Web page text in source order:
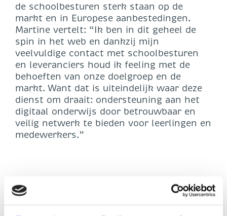
de schoolbesturen sterk staan op de
markt en in Europese aanbestedingen.
Martine vertelt: “Ik ben in dit geheel de
spin in het web en dankzij mijn
veelvuldige contact met schoolbesturen
en leveranciers houd ik feeling met de
behoeften van onze doelgroep en de
markt. Want dat is uiteindelijk waar deze
dienst om draait: ondersteuning aan het
digitaal onderwijs door betrouwbaar en
veilig netwerk te bieden voor leerlingen en
medewerkers.”
“Wij zijn faciliterend aan dat proces, dat
faciliteren moet zo min mogelijk kosten. De